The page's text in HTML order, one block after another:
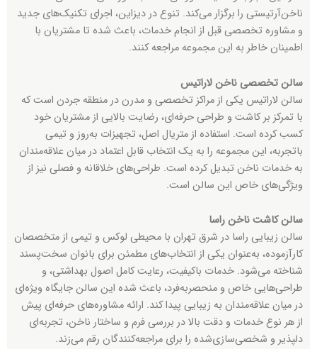
ناخن‌آرتیستی را برگزار می‌کند. تنوع در دیزاین، اجرای تکنیک‌های جدید
و مشاوره تخصصی قبل از انجام خدمات، باعث شده تا مشتریان با
اطمینان خاطر به این مجموعه مراجعه کنند.
سالن تخصصی ناخن لاراتیس
سالن لاراتیس یکی از مراکز تخصصی و مدرن در منطقه جردن است که
با تمرکز بر کاشت و طراحی حرفه‌ای، رضایت بالایی از مشتریان خود
کسب کرده است. استفاده از متریال اصل، تجهیزات به‌روز و تیمی
باتجربه، این مجموعه را به یک انتخاب قابل اعتماد در میان علاقه‌مندان
به خدمات ناخن تبدیل کرده است. طراحی‌های خلاقانه و فصلی نیز از
ویژگی‌های خاص این سالن است.
سالن کاشت ناخن راسا
سالن زیبایی راسا در شرق تهران با محیطی لوکس و تیمی از متخصصان
کارآزموده، به‌عنوان یکی از انتخاب‌های مطمئن برای بانوان سخت‌پسند
شناخته می‌شود. خدمات باکیفیت، رعایت کامل اصول بهداشتی، و
طراحی‌هایی خاص و منحصر‌به‌فرد، باعث شده این سالن جایگاه ویژه‌ای
در میان علاقه‌مندان به زیبایی پیدا کند. ارائه مشاوره‌های حرفه‌ای پیش
از هر نوع خدمات و دقت بالا در بررسی فرم و ساختار ناخن، تجربه‌ای
دلپذیر و شخصی‌سازی‌شده را برای مراجعه‌کنندگان رقم می‌زند.